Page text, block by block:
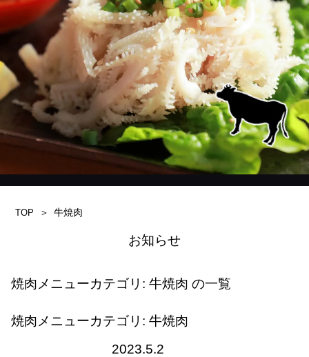
TOP 牛焼肉
お知らせ
焼肉メニューカテゴリ: 牛焼肉 の一覧
焼肉メニューカテゴリ: 牛焼肉
2023.5.2